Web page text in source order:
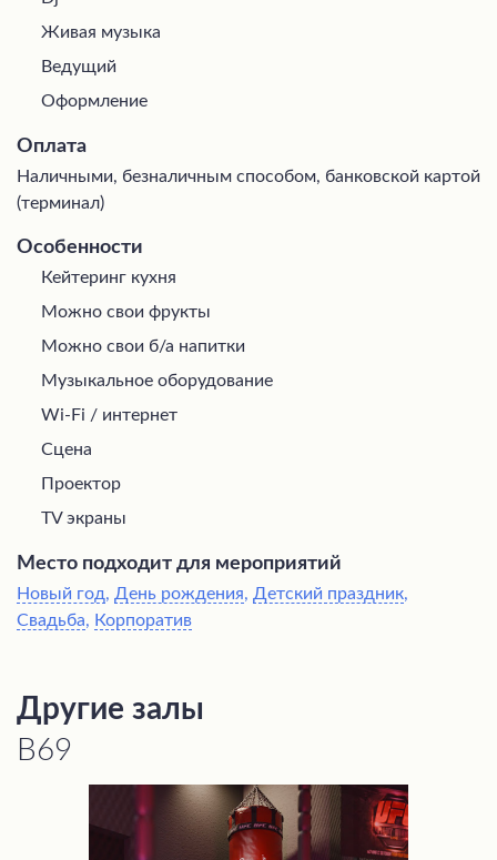
Живая музыка
Ведущий
Оформление
Оплата
Наличными, безналичным способом, банковской картой
(терминал)
Особенности
Кейтеринг кухня
Можно свои фрукты
Можно свои б/а напитки
Музыкальное оборудование
Wi-Fi / интернет
Сцена
Проектор
TV экраны
Место подходит для мероприятий
Новый год, День рождения, Детский праздник,
Свадьба, Корпоратив
Другие залы
В69